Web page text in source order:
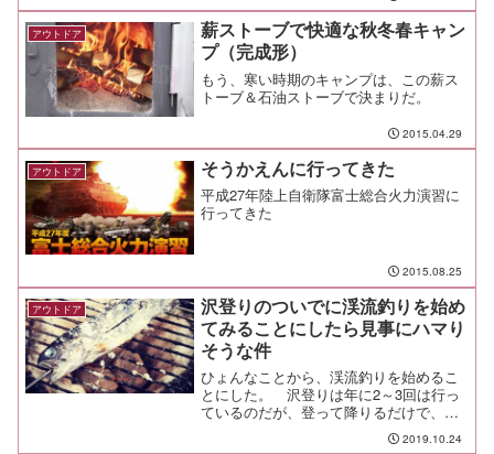
アウトドア
薪ストーブで快適な秋冬春キャン
プ（完成形）
もう、寒い時期のキャンプは、この薪ス
トーブ＆石油ストーブで決まりだ。
2015.04.29
アウトドア そうかえんに行ってきた
平成27年陸上自衛隊富士総合火力演習に
行ってきた
2015.08.25
アウトドア
沢登りのついでに渓流釣りを始め
てみることにしたら見事にハマり
そうな件
ひょんなことから、渓流釣りを始めるこ
とにした。 沢登りは年に2～3回は行っ
ているのだが、登って降りるだけで、そ
こから釣りとかには発展しないまま今に
至っていたんだが、釣り好きの友人と地
2019.10.24